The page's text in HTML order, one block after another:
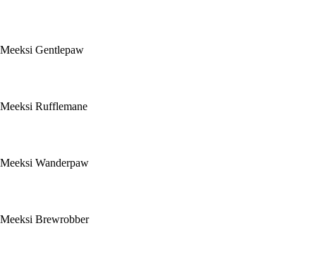
Meeksi Gentlepaw
Meeksi Rufflemane
Meeksi Wanderpaw
Meeksi Brewrobber